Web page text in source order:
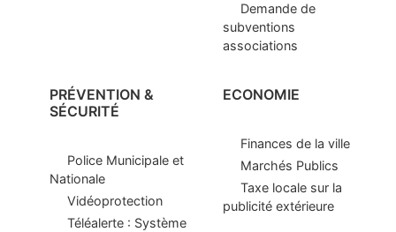
Demande de
subventions
associations
PRÉVENTION &
SÉCURITÉ
Police Municipale et
Nationale
Vidéoprotection
Téléalerte : Système
ECONOMIE
Finances de la ville
Marchés Publics
Taxe locale sur la
publicité extérieure